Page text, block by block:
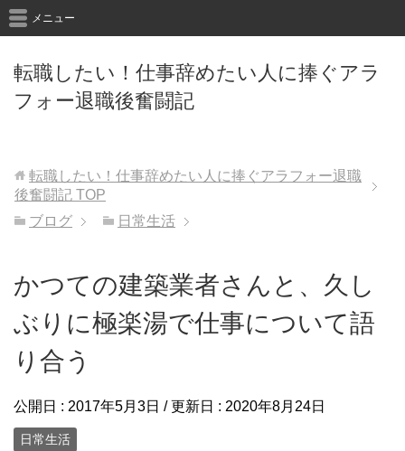
転職したい！仕事辞めたい人に捧ぐアラ
フォー退職後奮闘記
メニュー
転職したい！仕事辞めたい人に捧ぐアラフォー退職
後奮闘記 TOP
ブログ
日常生活
かつての建築業者さんと、久し
ぶりに極楽湯で仕事について語
り合う
公開日 : 2017年5月3日 / 更新日 : 2020年8月24日
日常生活